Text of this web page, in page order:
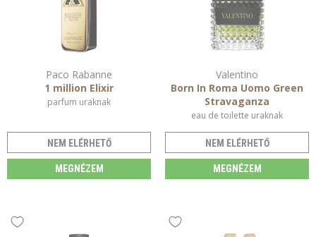
Paco Rabanne
1 million Elixir
parfum uraknak
NEM ELÉRHETŐ
MEGNÉZEM
Valentino
Born In Roma Uomo Green
Stravaganza
eau de toilette uraknak
NEM ELÉRHETŐ
MEGNÉZEM